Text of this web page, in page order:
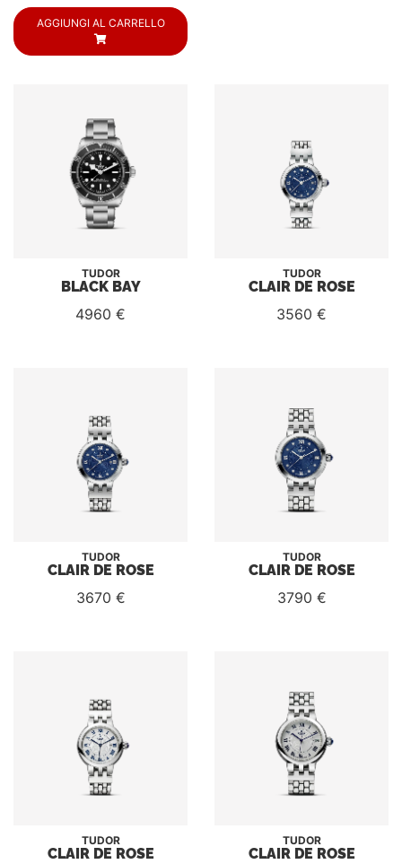
AGGIUNGI AL CARRELLO
TUDOR
BLACK BAY
4960 €
TUDOR
CLAIR DE ROSE
3560 €
TUDOR
CLAIR DE ROSE
3670 €
TUDOR
CLAIR DE ROSE
3790 €
TUDOR
CLAIR DE ROSE
TUDOR
CLAIR DE ROSE